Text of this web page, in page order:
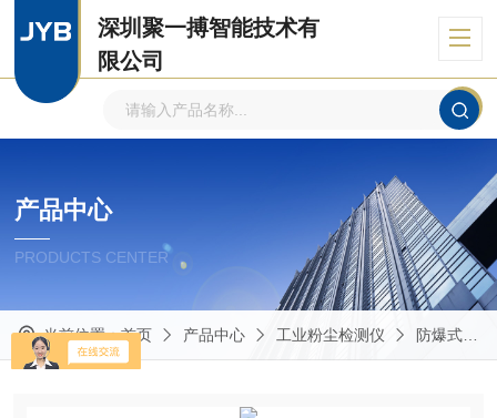
深圳聚一搏智能技术有
限公司
产品中心
PRODUCTS CENTER
当前位置：首页 产品中心 工业粉尘检测仪 防爆式粉尘检测仪